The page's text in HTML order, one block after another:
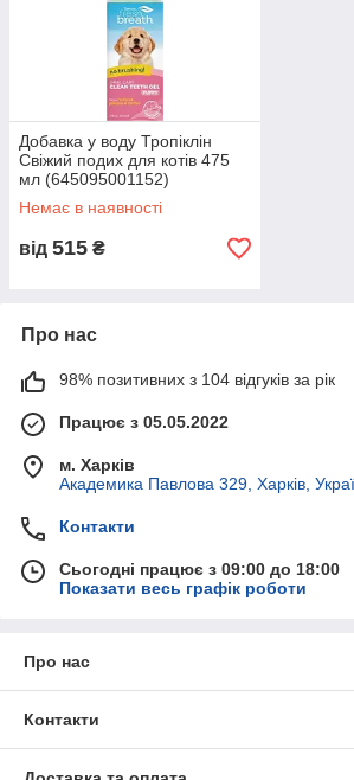
Добавка у воду Тропіклін
Свіжий подих для котів 475
мл (645095001152)
Немає в наявності
від 515 ₴
Про нас
98% позитивних з 104 відгуків за рік
Працює з 05.05.2022
м. Харків
Академика Павлова 329, Харків,
Контакти
Сьогодні працює з 09:00 до 18:00
Показати весь графік роботи
Про нас
Контакти